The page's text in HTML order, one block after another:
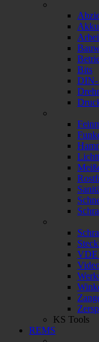
Bits
DIN-
VDE
KS Tools
REMS